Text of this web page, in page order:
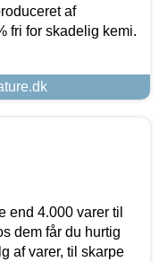
af
fri for skadelig kemi.
end 4.000 varer til
dem får du hurtig
af varer, til skarpe